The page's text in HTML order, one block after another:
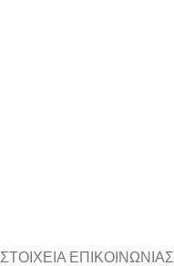
ΣΤΟΙΧΕΙΑ ΕΠΙΚΟΙΝΩΝΙΑΣ